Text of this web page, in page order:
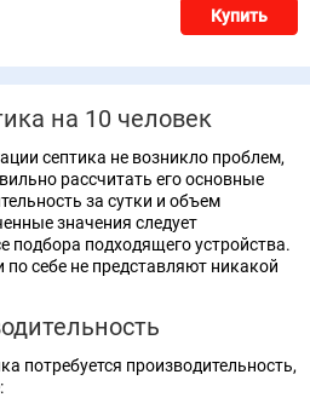
Купить
на 10 человек
септика не возникло проблем,
рассчитать его основные
за сутки и объем
значения следует
подбора подходящего устройства.
себе не представляют никакой
потребуется производительность,